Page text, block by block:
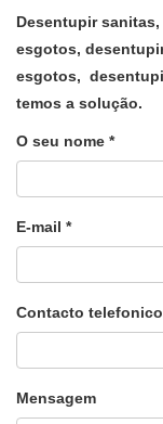
Desentupir
esgotos,
esgotos,
temos a solução.
O seu nome *
E-mail *
Contacto telefonico
Mensagem